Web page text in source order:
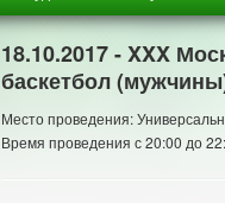
18.10.2017 - XXX
баскетбол
Место проведения:
Время проведения с 20:00 до